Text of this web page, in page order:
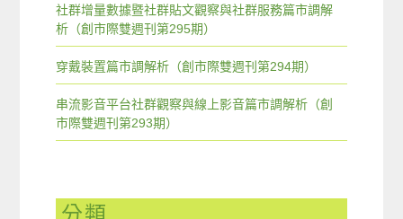
社群增量數據暨社群貼文觀察與社群服務篇市調解
析（創市際雙週刊第295期）
穿戴裝置篇市調解析（創市際雙週刊第294期）
串流影音平台社群觀察與線上影音篇市調解析（創
市際雙週刊第293期）
分類